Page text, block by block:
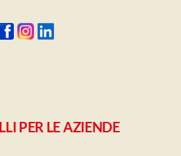
PER LE AZIENDE